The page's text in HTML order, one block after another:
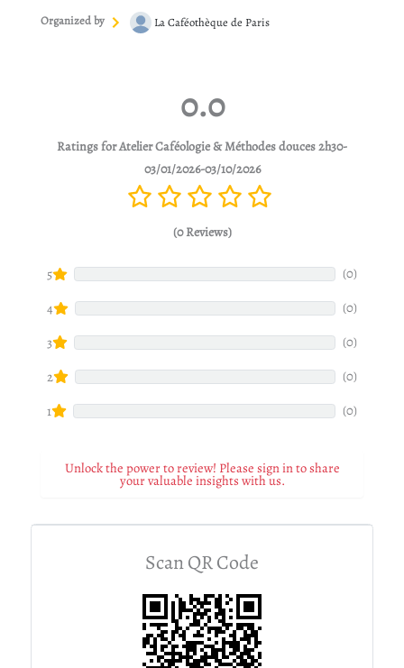
Organized by La Caféothèque de Paris
0.0
Ratings for Atelier Caféologie & Méthodes douces 2h30-
03/01/2026-03/10/2026
(0 Reviews)
5
(0)
4
(0)
3
(0)
2
(0)
1
(0)
Unlock the power to review! Please sign in to share
your valuable insights with us.
Scan QR Code